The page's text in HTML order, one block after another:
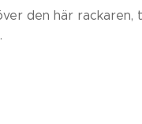
den här